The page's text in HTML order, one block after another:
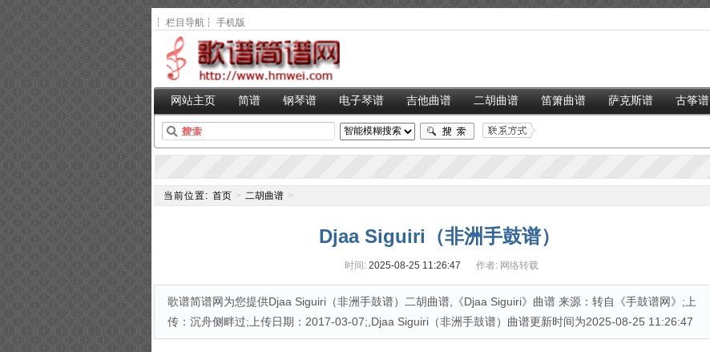
┆ 栏目导航 ┆ 手机版
网站主页 简谱 钢琴谱 电子琴谱 吉他曲谱 二胡曲谱 笛箫曲谱 萨克斯谱 古筝谱
当前位置: 首页 > 二胡曲谱 >
Djaa Siguiri（非洲手鼓谱）
时间: 2025-08-25 11:26:47 作者: 网络转载
歌谱简谱网为您提供Djaa Siguiri（非洲手鼓谱）二胡曲谱,《Djaa Siguiri》曲谱 来源：转自《手鼓谱网》;上
传：沉舟侧畔过;上传日期：2017-03-07;,Djaa Siguiri（非洲手鼓谱）曲谱更新时间为2025-08-25 11:26:47